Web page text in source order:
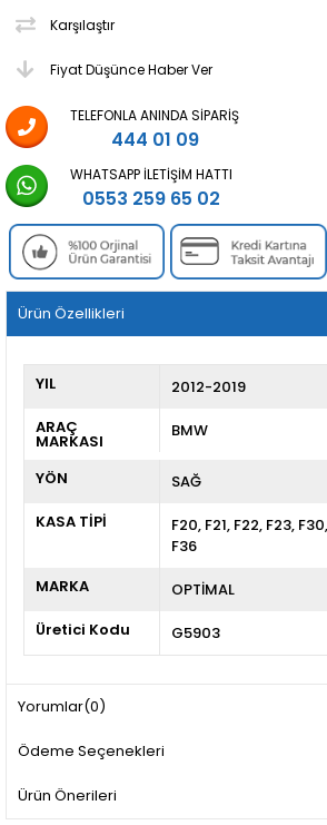
Karşılaştır
Fiyat Düşünce Haber Ver
TELEFONLA ANINDA SIPARIŞ
444 01 09
WHATSAPP İLETIŞIM HATTI
0553 259 65 02
Ürün Özellikleri
YIL
2012-2019
ARAÇ
MARKASI
BMW
YÖN
SAĞ
KASA TİPİ
F20 F21 F22 F23 F30
F36
MARKA
OPTİMAL
Üretici Kodu
G5903
Yorumlar(0)
Ödeme Seçenekleri
Ürün Önerileri